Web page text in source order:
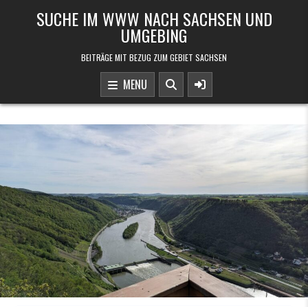
SUCHE IM WWW NACH SACHSEN UND
UMGEBING
BEITRÄGE MIT BEZUG ZUM GEBIET SACHSEN
MENU